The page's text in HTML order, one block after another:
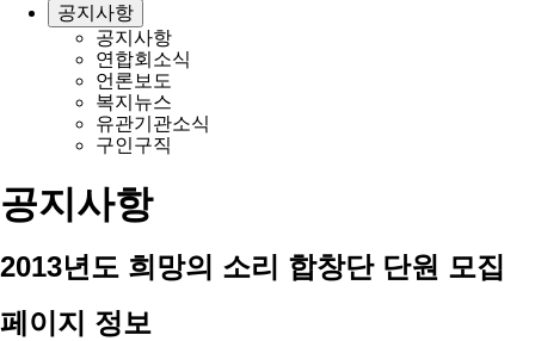
공지사항
공지사항
연합회소식
언론보도
복지뉴스
유관기관소식
구인구직
공지사항
2013년도 희망의 소리 합창단 단원 모집
페이지 정보